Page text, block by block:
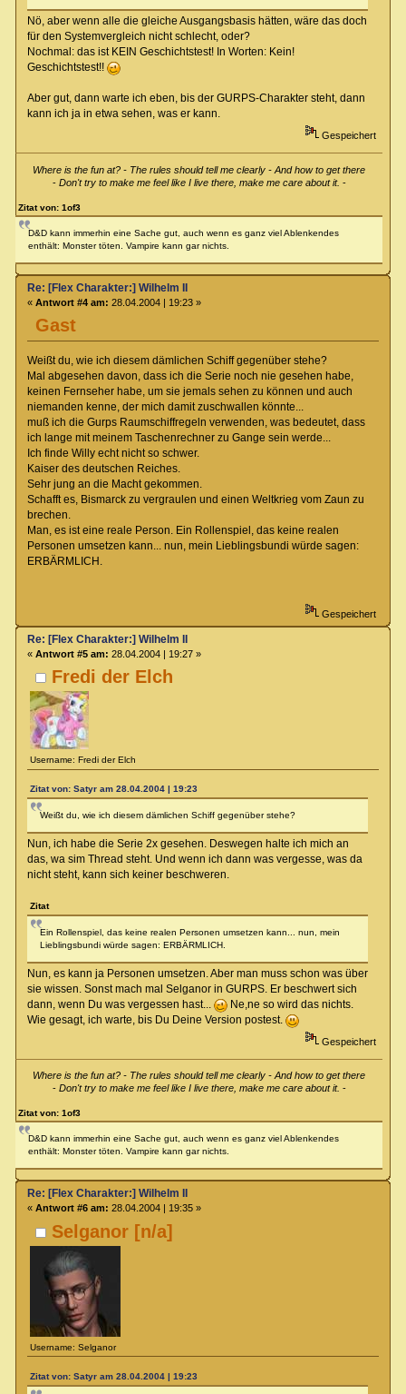
Nö, aber wenn alle die gleiche Ausgangsbasis hätten, wäre das doch
für den Systemvergleich nicht schlecht, oder?
Nochmal: das ist KEIN Geschichtstest! In Worten: Kein!
Geschichtstest!!
Aber gut, dann warte ich eben, bis der GURPS-Charakter steht, dann
kann ich ja in etwa sehen, was er kann.
Gespeichert
Where is the fun at? - The rules should tell me clearly - And how to get there
- Don't try to make me feel like I live there, make me care about it. -
Zitat von: 1of3
D&D kann immerhin eine Sache gut, auch wenn es ganz viel Ablenkendes
enthält: Monster töten. Vampire kann gar nichts.
Gast
Re: [Flex Charakter:] Wilhelm II
« Antwort #4 am: 28.04.2004 | 19:23 »
Weißt du, wie ich diesem dämlichen Schiff gegenüber stehe?
Mal abgesehen davon, dass ich die Serie noch nie gesehen habe,
keinen Fernseher habe, um sie jemals sehen zu können und auch
niemanden kenne, der mich damit zuschwallen könnte...
muß ich die Gurps Raumschiffregeln verwenden, was bedeutet, dass
ich lange mit meinem Taschenrechner zu Gange sein werde...
Ich finde Willy echt nicht so schwer.
Kaiser des deutschen Reiches.
Sehr jung an die Macht gekommen.
Schafft es, Bismarck zu vergraulen und einen Weltkrieg vom Zaun zu
brechen.
Man, es ist eine reale Person. Ein Rollenspiel, das keine realen
Personen umsetzen kann... nun, mein Lieblingsbundi würde sagen:
ERBÄRMLICH.
Gespeichert
Fredi der Elch
Username: Fredi der Elch
Re: [Flex Charakter:] Wilhelm II
« Antwort #5 am: 28.04.2004 | 19:27 »
Zitat von: Satyr am 28.04.2004 | 19:23
Weißt du, wie ich diesem dämlichen Schiff gegenüber stehe?
Nun, ich habe die Serie 2x gesehen. Deswegen halte ich mich an
das, wa sim Thread steht. Und wenn ich dann was vergesse, was da
nicht steht, kann sich keiner beschweren.
Zitat
Ein Rollenspiel, das keine realen Personen umsetzen kann... nun, mein
Lieblingsbundi würde sagen: ERBÄRMLICH.
Nun, es kann ja Personen umsetzen. Aber man muss schon was über
sie wissen. Sonst mach mal Selganor in GURPS. Er beschwert sich
dann, wenn Du was vergessen hast...
Ne,ne so wird das nichts.
Wie gesagt, ich warte, bis Du Deine Version postest.
Gespeichert
Where is the fun at? - The rules should tell me clearly - And how to get there
- Don't try to make me feel like I live there, make me care about it. -
Zitat von: 1of3
D&D kann immerhin eine Sache gut, auch wenn es ganz viel Ablenkendes
enthält: Monster töten. Vampire kann gar nichts.
Selganor [n/a]
Username: Selganor
Re: [Flex Charakter:] Wilhelm II
« Antwort #6 am: 28.04.2004 | 19:35 »
Zitat von: Satyr am 28.04.2004 | 19:23